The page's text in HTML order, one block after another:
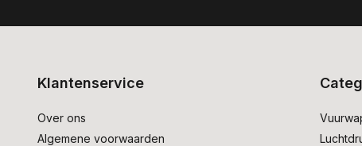
Klantenservice
Over ons
Algemene voorwaarden